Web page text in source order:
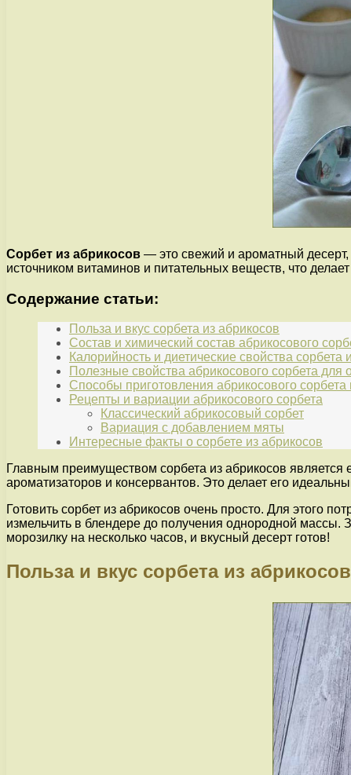
Сорбет из абрикосов — это свежий и ароматный десерт,
источником витаминов и питательных веществ, что
Содержание статьи:
Польза и вкус сорбета из абрикосов
Состав и химический состав абрикосового
Калорийность и диетические свойства сорбета
Полезные свойства абрикосового сорбета для
Способы приготовления абрикосового
Рецепты и вариации абрикосового сорбета
Классический абрикосовый сорбет
Вариация с добавлением мяты
Интересные факты о сорбете из абрикосов
Главным преимуществом сорбета из абрикосов является
ароматизаторов и консервантов. Это делает его
Готовить сорбет из абрикосов очень просто. Для этого
измельчить в блендере до получения однородной
морозилку на несколько часов, и вкусный десерт готов!
Польза и вкус сорбета из абрикосов